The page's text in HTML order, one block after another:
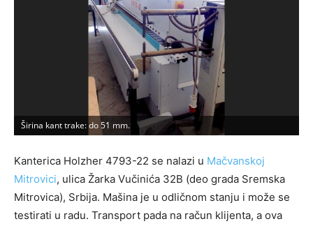
Širina kant trake: do 51 mm.
Kanterica Holzher 4793-22 se nalazi u Mačvanskoj
Mitrovici, ulica Žarka Vučinića 32B (deo grada Sremska
Mitrovica), Srbija. Mašina je u odličnom stanju i može se
testirati u radu. Transport pada na račun klijenta, a ova